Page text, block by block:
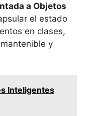
a Objetos
el estado
en clases,
y
Inteligentes